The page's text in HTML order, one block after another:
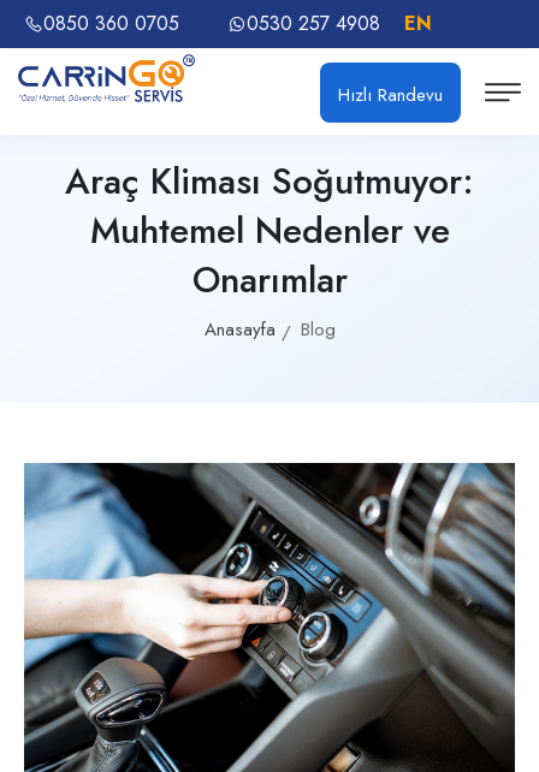
0850 360 0705 0530 257 4908 EN
Hızlı Randevu
Araç Kliması Soğutmuyor:
Muhtemel Nedenler ve
Onarımlar
Anasayfa Blog